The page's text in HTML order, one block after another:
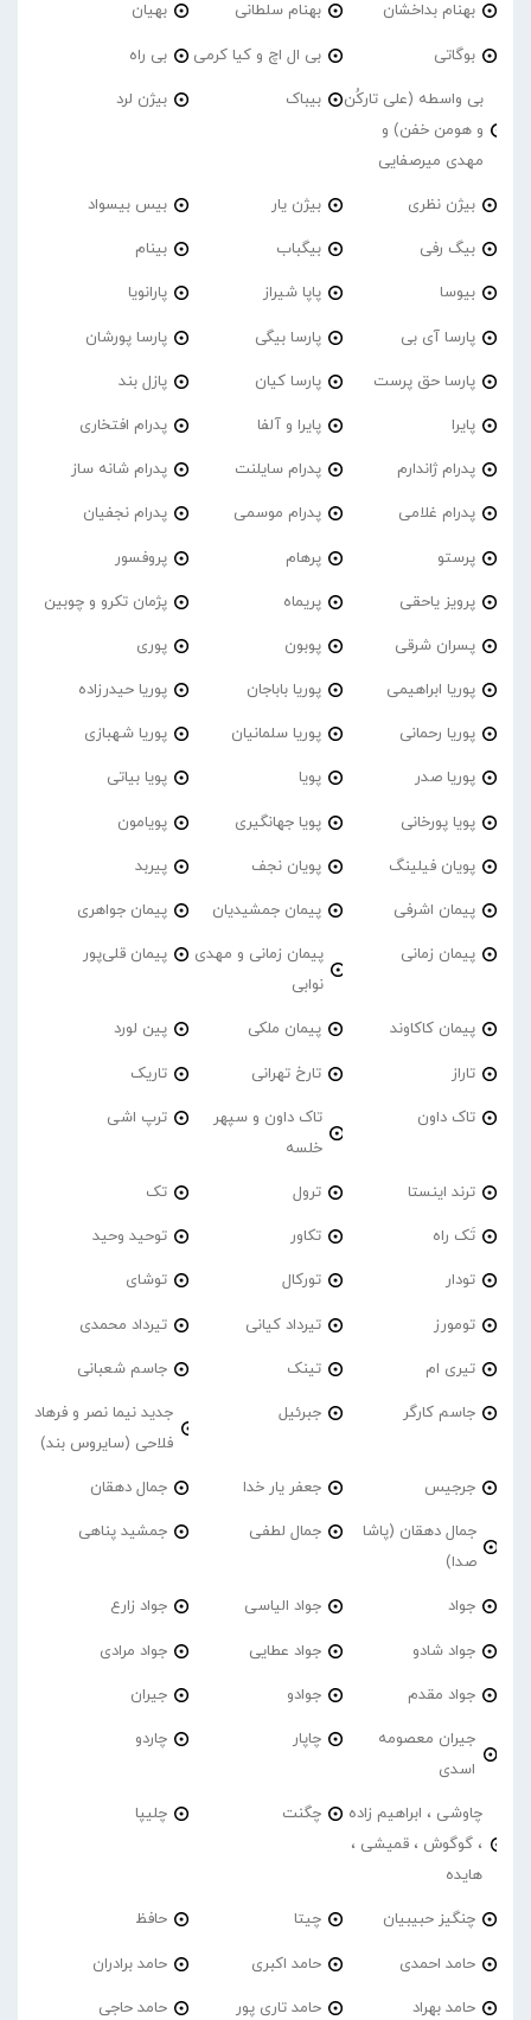
بهنام بداخشان بهنام سلطانی بهیان
بوگاتی بی ال اچ و کیا کرمی بی راه
بی واسطه (علی تارکُن
و هومن خفن) و
مهدی میرصفایی
بیباک بیژن لرد
بیژن نظری بیژن یار بیس بیسواد
بیگ رفی بیگباب بینام
بیوسا پاپا شیراز پارانویا
پارسا آی بی پارسا بیگی پارسا پورشان
پارسا حق پرست پارسا کیان پازل بند
پایرا پایرا و آلفا پدرام افتخاری
پدرام ژاندارم پدرام‌ سایلنت پدرام شانه ساز
پدرام غلامی پدرام موسمی پدرام نجفیان
پرستو پرهام پروفسور
پرویز یاحقی پریماه پژمان تکرو و چوبین
پسران شرقی پوبون پوری
پوریا ابراهیمی پوریا باباجان پوریا حیدرزاده
پوریا رحمانی پوریا سلمانیان پوریا شهبازی
پوریا صدر پویا پویا بیاتی
پویا پورخانی پویا جهانگیری پویامون
پویان فیلینگ پویان نجف پیربد
پیمان اشرفی پیمان جمشیدیان پیمان جواهری
پیمان زمانی
پیمان زمانی و مهدی
نوابی
پیمان قلی‌پور
پیمان کاکاوند پیمان ملکی پین لورد
تاراز تارخ تهرانی تاریک
تاک داون
تاک داون و سپهر
خلسه
ترپ اشی
ترند اینستا ترول تک
تَک راه تکاور توحید وحید
تودار تورکال توشای
تومورز تیرداد کیانی تیرداد محمدی
تیری ام تینک جاسم شعبانی
جاسم کارگر جبرئیل
جدید نیما نصر و فرهاد
فلاحی (سایروس بند)
جرجیس جعفر یار خدا جمال دهقان
جمال دهقان (پاشا
صدا)
جمال لطفی جمشید پناهی
جواد جواد الیاسی جواد زارع
جواد شادو جواد عطایی جواد مرادی
جواد مقدم جوادو جیران
جیران معصومه
اسدی
چاپار چاردو
چاوشی ، ابراهیم زاده
، گوگوش ، قمیشی ،
هایده
چگنت چلیپا
چنگیز حبیبیان چیتا حافظ
حامد احمدی حامد اکبری حامد برادران
حامد بهراد حامد تاری پور حامد حاجی